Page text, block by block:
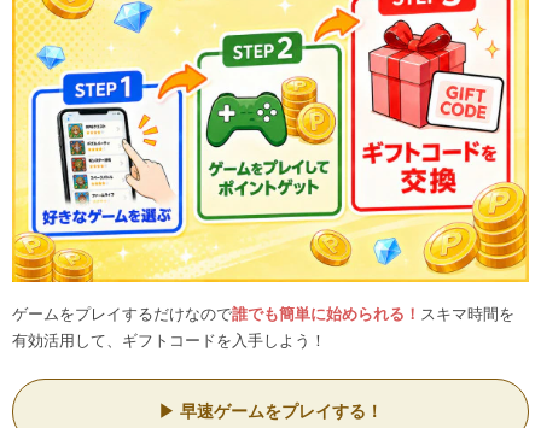
ゲームをプレイするだけなので誰でも簡単に始められる！ スキマ時間を
有効活用して、ギフトコードを入手しよう！
早速ゲームをプレイする！